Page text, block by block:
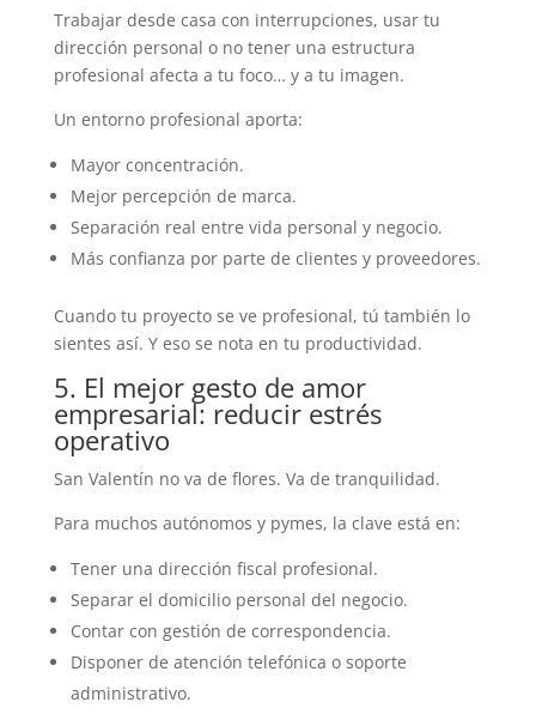
Trabajar desde casa con interrupciones, usar tu
dirección personal o no tener una estructura
profesional afecta a tu foco… y a tu imagen.
Un entorno profesional aporta:
Mayor concentración.
Mejor percepción de marca.
Separación real entre vida personal y negocio.
Más confianza por parte de clientes y proveedores.
Cuando tu proyecto se ve profesional, tú también lo
sientes así. Y eso se nota en tu productividad.
5. El mejor gesto de amor
empresarial: reducir estrés
operativo
San Valentín no va de flores. Va de tranquilidad.
Para muchos autónomos y pymes, la clave está en:
Tener una dirección fiscal profesional.
Separar el domicilio personal del negocio.
Contar con gestión de correspondencia.
Disponer de atención telefónica o soporte
administrativo.